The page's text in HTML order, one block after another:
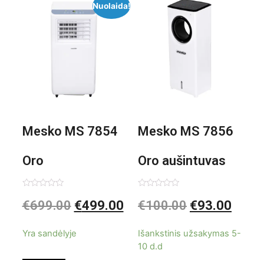
Nuolaida!
Mesko MS 7854
Oro
kondicionierius
0
iš
€699.00 €499.00
Yra sandėlyje
Mesko MS 7856
Oro aušintuvas
be ašmenų 3in1
0
iš
€100.00 €93.00
Išankstinis užsakymas 5-
10 d.d